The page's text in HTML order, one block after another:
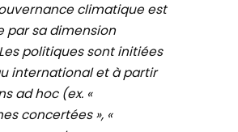
climatique est
par sa dimension
politiques sont initiées
international et à partir
ad hoc (ex. «
concertées », «